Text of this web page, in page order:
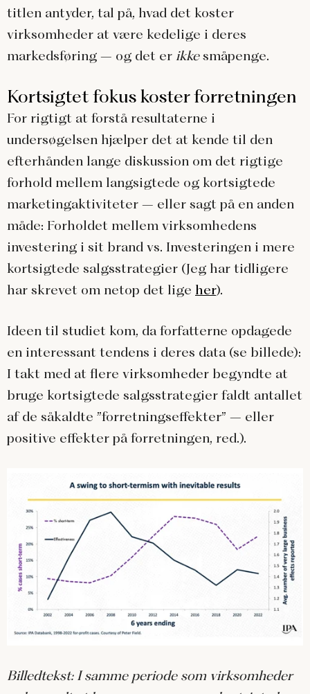
titlen antyder, tal på, hvad det koster
virksomheder at være kedelige i deres
markedsføring – og det er ikkesmåpenge.
Kortsigtet fokus koster forretningen
For rigtigt at forstå resultaterne i
undersøgelsen hjælper det at kende til den
efterhånden lange diskussion om det rigtige
forhold mellem langsigtede og kortsigtede
marketingaktiviteter – eller sagt på en anden
måde: Forholdet mellem virksomhedens
investering i sit brand vs. Investeringen i mere
kortsigtede salgsstrategier (Jeg har tidligere
har skrevet om netop det lige her).
Ideen til studiet kom, da forfatterne opdagede
en interessant tendens i deres data (se billede):
I takt med at flere virksomheder begyndte at
bruge kortsigtede salgsstrategier faldt antallet
af de såkaldte ”forretningseffekter” – eller
positive effekter på forretningen, red.).
Billedtekst: I samme periode som virksomheder